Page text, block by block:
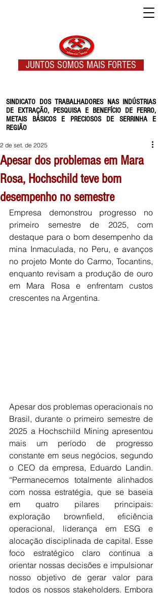
SINDICATO DOS TRABALHADORES NAS INDÚSTRIAS
DE EXTRAÇÃO, PESQUISA E BENEFÍCIO DE FERRO,
METAIS BÁSICOS E PRECIOSOS DE SERRINHA E
REGIÃO
JUNTOS SOMOS MAIS FORTES
Apesar dos problemas em Mara
Rosa, Hochschild teve bom
desempenho no semestre
2 de set. de 2025
Empresa demonstrou progresso no
primeiro semestre de 2025, com
destaque para o bom desempenho da
mina Inmaculada, no Peru, e avanços
no projeto Monte do Carmo, Tocantins,
enquanto revisam a produção de ouro
em Mara Rosa e enfrentam custos
crescentes na Argentina.
Apesar dos problemas operacionais no
Brasil, durante o primeiro semestre de
2025 a Hochschild Mining apresentou
mais um período de progresso
constante em seus negócios, segundo
o CEO da empresa, Eduardo Landin.
“Permanecemos totalmente alinhados
com nossa estratégia, que se baseia
em quatro pilares principais:
exploração brownfield, eficiência
operacional, liderança em ESG e
alocação disciplinada de capital. Esse
foco estratégico claro continua a
orientar nossas decisões e impulsionar
nosso objetivo de gerar valor para
todos os nossos stakeholders. Embora